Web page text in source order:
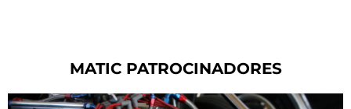
MATIC PATROCINADORES